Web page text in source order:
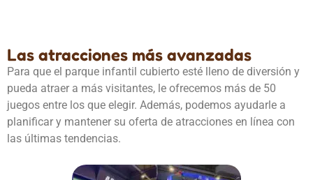
Las atracciones más avanzadas
Para que el parque infantil cubierto esté lleno de diversión y
pueda atraer a más visitantes, le ofrecemos más de 50
juegos entre los que elegir. Además, podemos ayudarle a
planificar y mantener su oferta de atracciones en línea con
las últimas tendencias.